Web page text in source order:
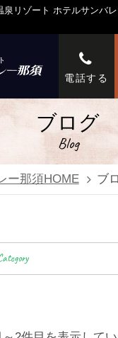
泉リゾート ホテルサンバ
電話する
ブログ
Blog
ー那須HOME ブ